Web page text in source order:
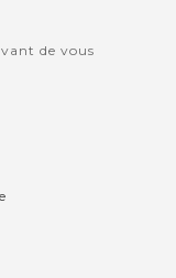
de vous